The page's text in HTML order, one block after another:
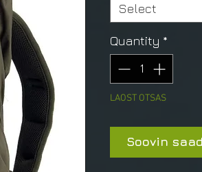
Select
Quantity *
LAOST OTSAS
Soovin